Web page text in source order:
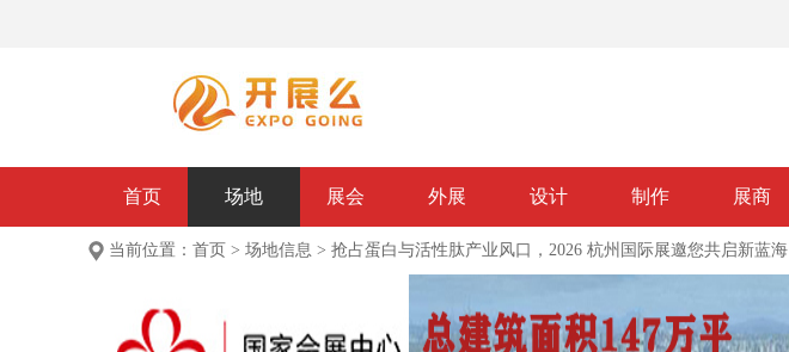
首页 场地 展会 外展 设计 制作 展商
当前位置： 首页 > 场地信息 > 抢占蛋白与活性肽产业风口，2026 杭州国际展邀您共启新蓝海